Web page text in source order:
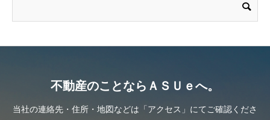
不動産のことならＡＳＵｅへ。
当社の連絡先・住所・地図などは「アクセス」にてご確認くださ